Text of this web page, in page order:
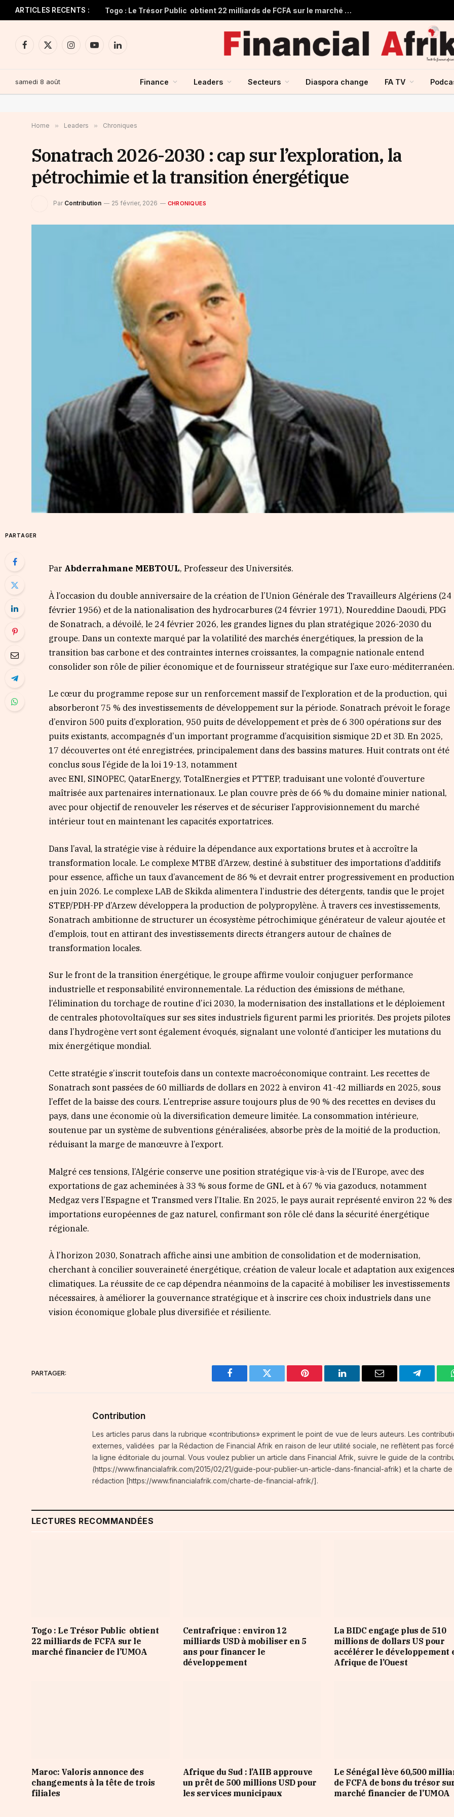
ARTICLES RECENTS : Togo : Le Trésor Public obtient 22 milliards de FCFA sur le marché financier de l’UMOA
Facebook
X
InstagramYouTubeLinkedIn
samedi 8 août Finance Leaders Secteurs Diaspora change FA TV
Home » Leaders » Chroniques
Sonatrach 2026-2030 : cap sur l’exploration, la
pétrochimie et la transition énergétique
Par Contribution 25 février, 2026 CHRONIQUES
PARTAGER
Par Abderrahmane MEBTOUL, Professeur des Universités.
À l’occasion du double anniversaire de la création de l’Union Générale des Travailleurs Algériens (24
février 1956) et de la nationalisation des hydrocarbures (24 février 1971), Noureddine Daoudi, PDG
de Sonatrach, a dévoilé, le 24 février 2026, les grandes lignes du plan stratégique 2026-2030 du
groupe. Dans un contexte marqué par la volatilité des marchés énergétiques, la pression de la
transition bas carbone et des contraintes internes croissantes, la compagnie nationale entend
consolider son rôle de pilier économique et de fournisseur stratégique sur l’axe euro-
Le cœur du programme repose sur un renforcement massif de l’exploration et de la production, qui
absorberont 75 % des investissements de développement sur la période. Sonatrach prévoit le forage
d’environ 500 puits d’exploration, 950 puits de développement et près de 6 300 opérations sur des
puits existants, accompagnés d’un important programme d’acquisition sismique 2D et 3D. En 2025,
17 découvertes ont été enregistrées, principalement dans des bassins matures. Huit contrats ont été
conclus sous l’égide de la loi 19-13, notamment
avec ENI, SINOPEC, QatarEnergy, TotalEnergies et PTTEP, traduisant une volonté d’ouverture
maîtrisée aux partenaires internationaux. Le plan couvre près de 66 % du domaine minier national,
avec pour objectif de renouveler les réserves et de sécuriser l’approvisionnement du marché
intérieur tout en maintenant les capacités exportatrices.
Dans l’aval, la stratégie vise à réduire la dépendance aux exportations brutes et à accroître la
transformation locale. Le complexe MTBE d’Arzew, destiné à substituer des importations d’additifs
pour essence, affiche un taux d’avancement de 86 % et devrait entrer progressivement en
en juin 2026. Le complexe LAB de Skikda alimentera l’industrie des détergents, tandis que le projet
STEP/PDH-PP d’Arzew développera la production de polypropylène. À travers ces investissements,
Sonatrach ambitionne de structurer un écosystème pétrochimique générateur de valeur ajoutée et
d’emplois, tout en attirant des investissements directs étrangers autour de chaînes de
transformation locales.
Sur le front de la transition énergétique, le groupe affirme vouloir conjuguer performance
industrielle et responsabilité environnementale. La réduction des émissions de méthane,
l’élimination du torchage de routine d’ici 2030, la modernisation des installations et le déploiement
de centrales photovoltaïques sur ses sites industriels figurent parmi les priorités. Des projets pilotes
dans l’hydrogène vert sont également évoqués, signalant une volonté d’anticiper les mutations du
mix énergétique mondial.
Cette stratégie s’inscrit toutefois dans un contexte macroéconomique contraint. Les recettes de
Sonatrach sont passées de 60 milliards de dollars en 2022 à environ 41-42 milliards en 2025, sous
l’effet de la baisse des cours. L’entreprise assure toujours plus de 90 % des recettes en devises du
pays, dans une économie où la diversification demeure limitée. La consommation intérieure,
soutenue par un système de subventions généralisées, absorbe près de la moitié de la production,
réduisant la marge de manœuvre à l’export.
Malgré ces tensions, l’Algérie conserve une position stratégique vis-à-vis de l’Europe, avec des
exportations de gaz acheminées à 33 % sous forme de GNL et à 67 % via gazoducs, notamment
Medgaz vers l’Espagne et Transmed vers l’Italie. En 2025, le pays aurait représenté environ 22 % des
importations européennes de gaz naturel, confirmant son rôle clé dans la sécurité énergétique
régionale.
À l’horizon 2030, Sonatrach affiche ainsi une ambition de consolidation et de modernisation,
cherchant à concilier souveraineté énergétique, création de valeur locale et adaptation aux
climatiques. La réussite de ce cap dépendra néanmoins de la capacité à mobiliser les investissements
nécessaires, à améliorer la gouvernance stratégique et à inscrire ces choix industriels dans une
vision économique globale plus diversifiée et résiliente.
PARTAGER:
Facebook Twitter Pinterest LinkedIn Email Telegram
Contribution
Les articles parus dans la rubrique «contributions» expriment le point de vue de leurs auteurs. Les
externes, validées par la Rédaction de Financial Afrik en raison de leur utilité sociale, ne reflètent pas
la ligne éditoriale du journal. Vous voulez publier un article dans Financial Afrik, suivre le guide de la
(https://www.financialafrik.com/2015/02/21/guide-pour-publier-un-article-dans-financial-afrik) et la charte de
rédaction [https://www.financialafrik.com/charte-de-financial-afrik/].
LECTURES RECOMMANDÉES
Togo : Le Trésor Public obtient
22 milliards de FCFA sur le
marché financier de l’UMOA
Centrafrique : environ 12
milliards USD à mobiliser en 5
ans pour financer le
développement
La BIDC engage plus de 510
millions de dollars US pour
accélérer le développement
Afrique de l’Ouest
Maroc: Valoris annonce des
changements à la tête de trois
filiales
Afrique du Sud : l’AIIB approuve
un prêt de 500 millions USD pour
les services municipaux
Le Sénégal lève 60,500
de FCFA de bons du trésor
marché financier de l’UMOA